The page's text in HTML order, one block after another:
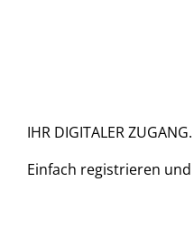
IHR DIGITALER ZUGANG.
Einfach registrieren und